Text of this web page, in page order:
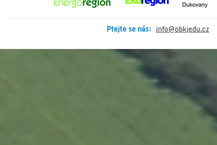
Ptejte se nás: info@obkjedu.cz